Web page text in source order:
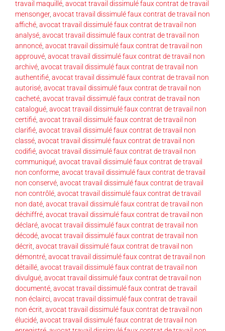
travail maquillé, avocat travail dissimulé faux contrat de travail
mensonger, avocat travail dissimulé faux contrat de travail non
affiché, avocat travail dissimulé faux contrat de travail non
analysé, avocat travail dissimulé faux contrat de travail non
annoncé, avocat travail dissimulé faux contrat de travail non
approuvé, avocat travail dissimulé faux contrat de travail non
archivé, avocat travail dissimulé faux contrat de travail non
authentifié, avocat travail dissimulé faux contrat de travail non
autorisé, avocat travail dissimulé faux contrat de travail non
cacheté, avocat travail dissimulé faux contrat de travail non
catalogué, avocat travail dissimulé faux contrat de travail non
certifié, avocat travail dissimulé faux contrat de travail non
clarifié, avocat travail dissimulé faux contrat de travail non
classé, avocat travail dissimulé faux contrat de travail non
codifié, avocat travail dissimulé faux contrat de travail non
communiqué, avocat travail dissimulé faux contrat de travail
non conforme, avocat travail dissimulé faux contrat de travail
non conservé, avocat travail dissimulé faux contrat de travail
non contrôlé, avocat travail dissimulé faux contrat de travail
non daté, avocat travail dissimulé faux contrat de travail non
déchiffré, avocat travail dissimulé faux contrat de travail non
déclaré, avocat travail dissimulé faux contrat de travail non
décodé, avocat travail dissimulé faux contrat de travail non
décrit, avocat travail dissimulé faux contrat de travail non
démontré, avocat travail dissimulé faux contrat de travail non
détaillé, avocat travail dissimulé faux contrat de travail non
divulgué, avocat travail dissimulé faux contrat de travail non
documenté, avocat travail dissimulé faux contrat de travail
non éclairci, avocat travail dissimulé faux contrat de travail
non écrit, avocat travail dissimulé faux contrat de travail non
élucidé, avocat travail dissimulé faux contrat de travail non